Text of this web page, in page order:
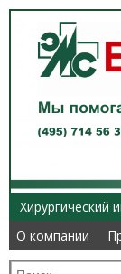
Хирургический
О компании
О компании